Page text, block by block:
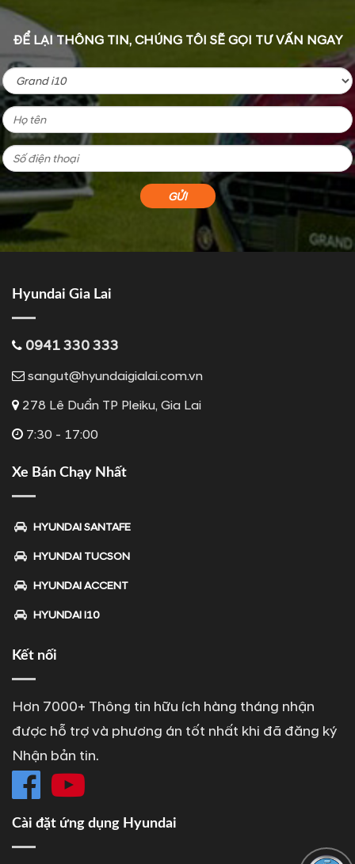
ĐỂ LẠI THÔNG TIN, CHÚNG TÔI SẼ GỌI TƯ VẤN NGAY
Hyundai Gia Lai
0941 330 333
sangut@hyundaigialai.com.vn
278 Lê Duẩn TP Pleiku, Gia Lai
7:30 - 17:00
Xe Bán Chạy Nhất
HYUNDAI SANTAFE
HYUNDAI TUCSON
HYUNDAI ACCENT
HYUNDAI I10
Kết nối
Hơn 7000+ Thông tin hữu ích hàng tháng nhận
được hỗ trợ và phương án tốt nhất khi đã đăng ký
Nhận bản tin.
Cài đặt ứng dụng Hyundai